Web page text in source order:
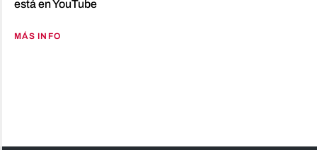
está en YouTube
MÁS INFO